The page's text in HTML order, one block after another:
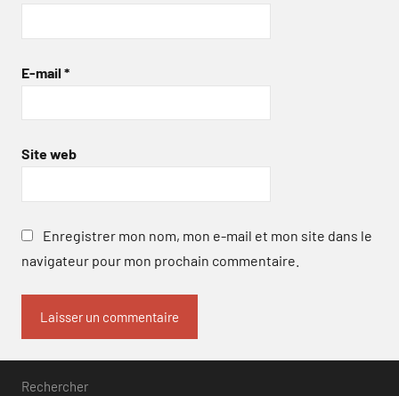
E-mail *
Site web
Enregistrer mon nom, mon e-mail et mon site dans le
navigateur pour mon prochain commentaire.
Rechercher